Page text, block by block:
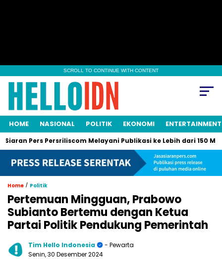
SCROLL TO CONTINUE WITH CONTENT
HOME NASIONAL POLITIK EKONOMI ENTERTAINMENT
Pers Persriliscom Melayani Publikasi ke Lebih dari 150 Media
Home / Politik
Pertemuan Mingguan, Prabowo
Subianto Bertemu dengan Ketua
Partai Politik Pendukung Pemerintah
Tim Hello Indonesia
- Pewarta
Senin, 30 Desember 2024